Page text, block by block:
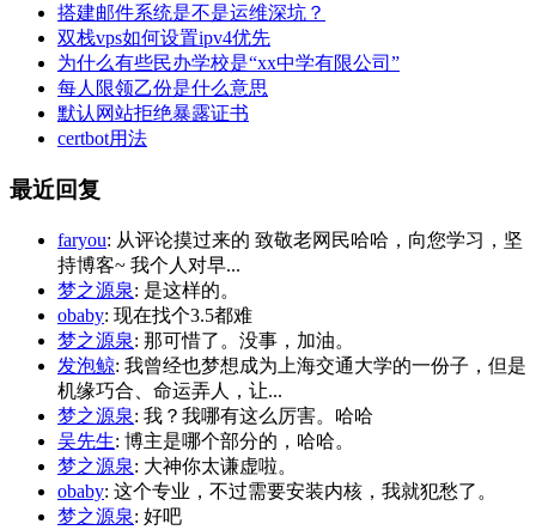
搭建邮件系统是不是运维深坑？
双栈vps如何设置ipv4优先
为什么有些民办学校是“xx中学有限公司”
每人限领乙份是什么意思
默认网站拒绝暴露证书
certbot用法
最近回复
faryou: 从评论摸过来的 致敬老网民哈哈，向您学习，坚
持博客~ 我个人对早...
梦之源泉: 是这样的。
obaby: 现在找个3.5都难
梦之源泉: 那可惜了。没事，加油。
发泡鲸: 我曾经也梦想成为上海交通大学的一份子，但是
机缘巧合、命运弄人，让...
梦之源泉: 我？我哪有这么厉害。哈哈
吴先生: 博主是哪个部分的，哈哈。
梦之源泉: 大神你太谦虚啦。
obaby: 这个专业，不过需要安装内核，我就犯愁了。
梦之源泉: 好吧